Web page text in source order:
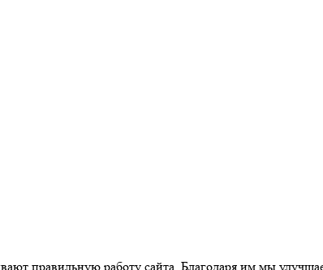
правильную работу сайта. Благодаря им мы